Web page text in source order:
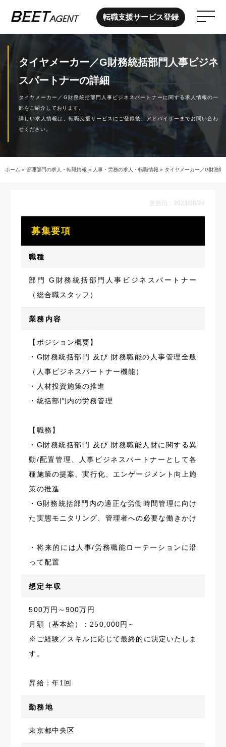
転職支援サービス登録
タイヤメーカー／G財務統括部門人事ビジネ
スパートナーの詳細
タイヤメーカー／G財務統括部門人事ビジネスパートナーに関する求人情報の一
部をご紹介しております。
詳しい求人情報は、転職支援サービスにご登録後、アドバイザーまでお問い合わ
せください。
ホーム » 管理部門の求人・転職情報 » 人事・労務の求人・転職情報 » タイヤメーカー／G財務
更新日：2023/08/24
募集要項
職種
部門 G財務統括部門人事ビジネスパートナー
（総合職スタッフ）
業務内容
【ポジション概要】
・G財務統括部門 及び 財務職能の人事管理全般
（人事ビジネスパートナー機能）
・人材投資施策の推進
・統括部門内の労務管理
【職務】
・G財務統括部門 及び 財務職能人財に関する異
動/配置管理、人事ビジネスパートナーとして各
種施策の提案、実行化、エンゲージメント向上施
策の推進
・G財務統括部門内の適正な労働時間管理に向け
た実態モニタリング、管理者への必要な働きかけ
・将来的には人事/労務職能ローテーションに沿
って配置
想定年収
500万円～900万円
月額（基本給）：250,000円～
※ご経験／スキルに応じて最終的に決定いたしま
す。
昇給：年1回
勤務地
東京都中央区